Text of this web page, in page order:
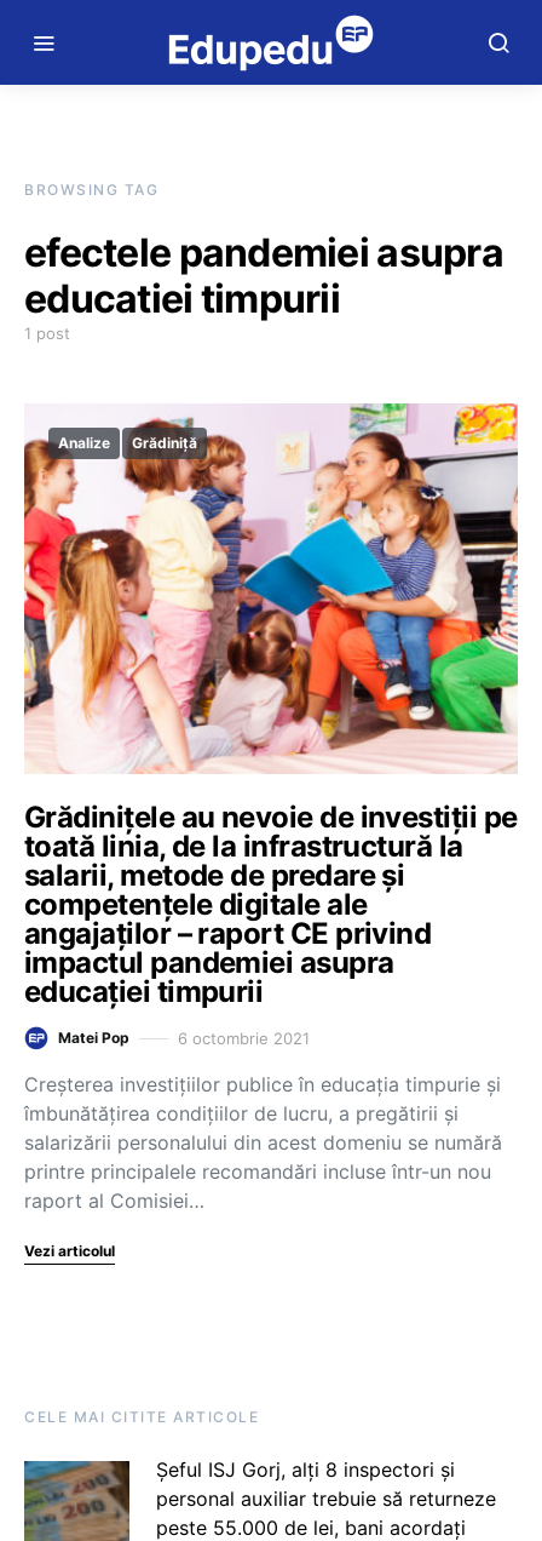
BROWSING TAG
efectele pandemiei asupra
educatiei timpurii
1 post
Analize Grădiniță
Grădinițele au nevoie de investiții pe
toată linia, de la infrastructură la
salarii, metode de predare și
competențele digitale ale
angajaților – raport CE privind
impactul pandemiei asupra
educației timpurii
Matei Pop 6 octombrie 2021
Creșterea investițiilor publice în educația timpurie și
îmbunătățirea condițiilor de lucru, a pregătirii și
salarizării personalului din acest domeniu se numără
printre principalele recomandări incluse într-un nou
raport al Comisiei…
Vezi articolul
CELE MAI CITITE ARTICOLE
Șeful ISJ Gorj, alți 8 inspectori și
personal auxiliar trebuie să returneze
peste 55.000 de lei, bani acordați